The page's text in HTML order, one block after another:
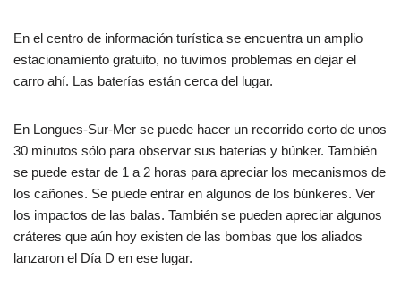
En el centro de información turística se encuentra un amplio
estacionamiento gratuito, no tuvimos problemas en dejar el
carro ahí. Las baterías están cerca del lugar.
En Longues-Sur-Mer se puede hacer un recorrido corto de unos
30 minutos sólo para observar sus baterías y búnker. También
se puede estar de 1 a 2 horas para apreciar los mecanismos de
los cañones. Se puede entrar en algunos de los búnkeres. Ver
los impactos de las balas. También se pueden apreciar algunos
cráteres que aún hoy existen de las bombas que los aliados
lanzaron el Día D en ese lugar.